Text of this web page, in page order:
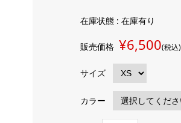
在庫状態 : 在庫有り
販売価格 ¥6,500(税込)
サイズ
カラー